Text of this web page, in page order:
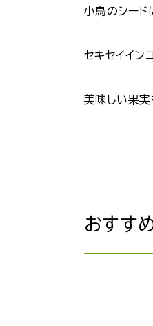
小鳥のシード
セキセイイン
美味しい果実
おすす